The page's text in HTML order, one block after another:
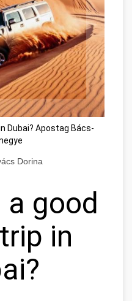
Dubai? Apostag Bács-
Dorina
a good
in